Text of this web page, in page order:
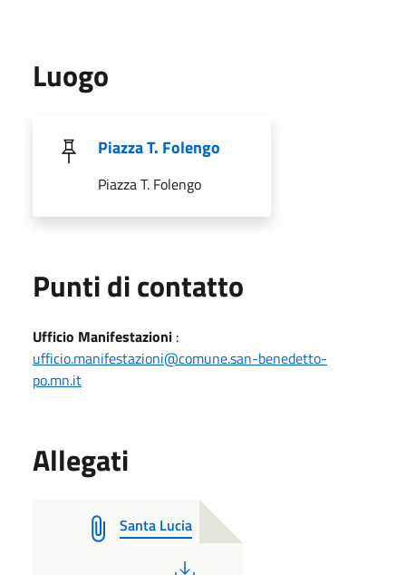
Luogo
Piazza T. Folengo
Piazza T. Folengo
Punti di contatto
Ufficio Manifestazioni :
ufficio.manifestazioni@comune.san-benedetto-
po.mn.it
Allegati
Santa Lucia